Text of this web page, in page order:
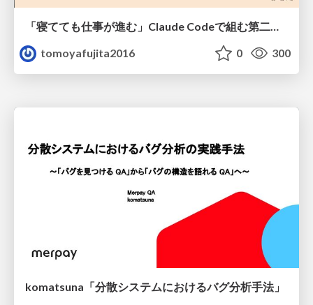
「寝てても仕事が進む」Claude Codeで組む第二の脳
tomoyafujita2016
0 300
komatsuna「分散システムにおけるバグ分析手法」